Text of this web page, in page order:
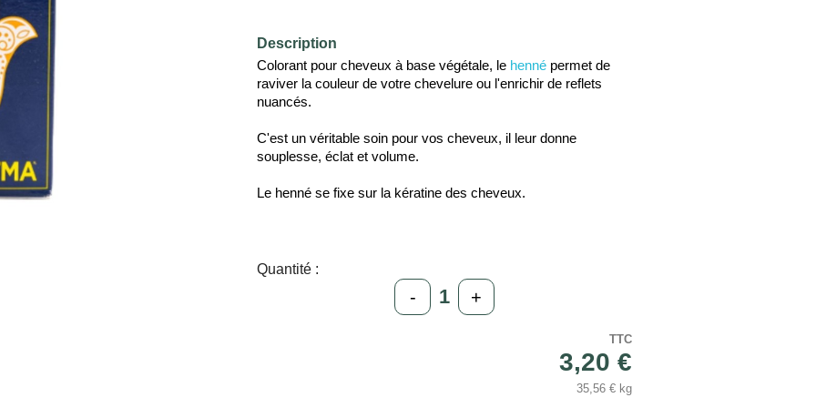
Description
Colorant pour cheveux à base végétale, le henné permet de
raviver la couleur de votre chevelure ou l'enrichir de reflets
nuancés.
C'est un véritable soin pour vos cheveux, il leur donne
souplesse, éclat et volume.
Le henné se fixe sur la kératine des cheveux.
Quantité :
- +
TTC
3,20 €
35,56 € kg